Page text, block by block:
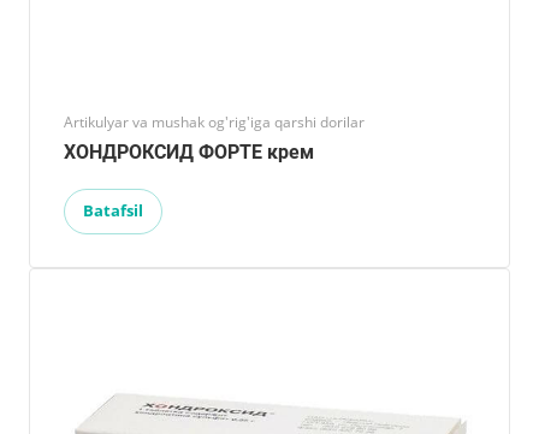
Artikulyar va mushak og'rig'iga qarshi dorilar
ХОНДРОКСИД ФОРТЕ крем
Batafsil